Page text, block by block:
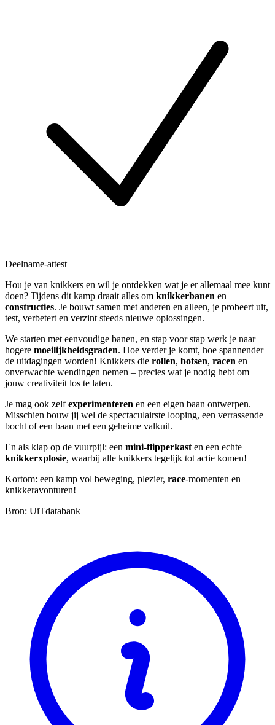
Deelname-attest
Hou je van knikkers en wil je ontdekken wat je er allemaal mee kunt
doen? Tijdens dit kamp draait alles om knikkerbanen en
constructies. Je bouwt samen met anderen en alleen, je probeert uit,
test, verbetert en verzint steeds nieuwe oplossingen.
We starten met eenvoudige banen, en stap voor stap werk je naar
hogere moeilijkheidsgraden. Hoe verder je komt, hoe spannender
de uitdagingen worden! Knikkers die rollen, botsen, racen en
onverwachte wendingen nemen – precies wat je nodig hebt om
jouw creativiteit los te laten.
Je mag ook zelfexperimenteren en een eigen baan ontwerpen.
Misschien bouw jij wel de spectaculairste looping, een verrassende
bocht of een baan met een geheime valkuil.
En als klap op de vuurpijl: een mini-flipperkast en een echte
knikkerxplosie, waarbij alle knikkers tegelijk tot actie komen!
Kortom: een kamp vol beweging, plezier, race-momenten en
knikkeravonturen!
Bron: UiTdatabank